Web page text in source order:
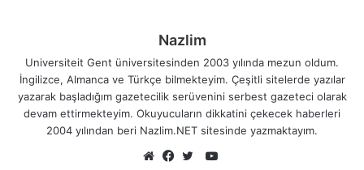
Nazlim
Universiteit Gent üniversitesinden 2003 yılında mezun oldum.
İngilizce, Almanca ve Türkçe bilmekteyim. Çeşitli sitelerde yazılar
yazarak başladığım gazetecilik serüvenini serbest gazeteci olarak
devam ettirmekteyim. Okuyucuların dikkatini çekecek haberleri
2004 yılından beri Nazlim.NET sitesinde yazmaktayım.
YouTube